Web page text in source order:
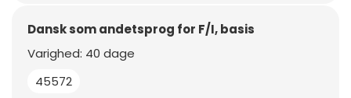
Dansk som andetsprog for F/I, basis
45572
Varighed: 40 dage